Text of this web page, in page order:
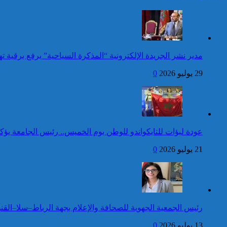
24 قتيلا و2861 جريحا
حصيلة حوادث السير
بالمناطق الحضرية خلال
الأسبوع المنصرم
حصيلة حوادث السير
عيد العرش: جلالة الملك
يتلقى برقية تهنئة من رئيس
أوكرانيا
جلالة الملك يتوصل ببرقية
تهنئة من الوزير الأول لسانت
لوسيا بمناسبة عيد العرش
المجيد
المديرية العامة للأمن الوطني تؤكد
أن الادعاءات التي نشرتها صحيفة
بريطاني عارية من الصحة
توقيف شخص للاشتباه في تورطه
في ارتكاب جريمة السرقة
كاريكاتير
كاريكاتير
مدير نشر الجريدة الإلكترونية “المذكرة السياحية” يرفع
29 يوليو 2026 0
عودة لبؤات للتايكواندو للوطن يوم الخميس.. رئيس الجامعة
21 يوليو 2026 0
رئيس الجمعية الجهوية للصحافة والإعلام بجهة